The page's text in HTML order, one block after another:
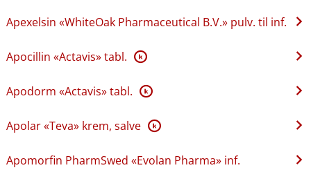
Apexelsin «WhiteOak Pharmaceutical B.V.» pulv. til inf.
Apocillin «Actavis» tabl. K
Apodorm «Actavis» tabl. K
Apolar «Teva» krem, salve K
Apomorfin PharmSwed «Evolan Pharma» inf.